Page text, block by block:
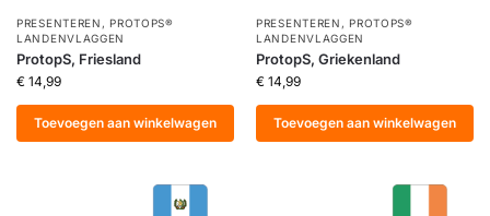
PRESENTEREN ,PROTOPS®
LANDENVLAGGEN
ProtopS, Friesland
€ 14,99
Toevoegen aan winkelwagen
PRESENTEREN ,PROTOPS®
LANDENVLAGGEN
ProtopS, Griekenland
€ 14,99
Toevoegen aan winkelwagen